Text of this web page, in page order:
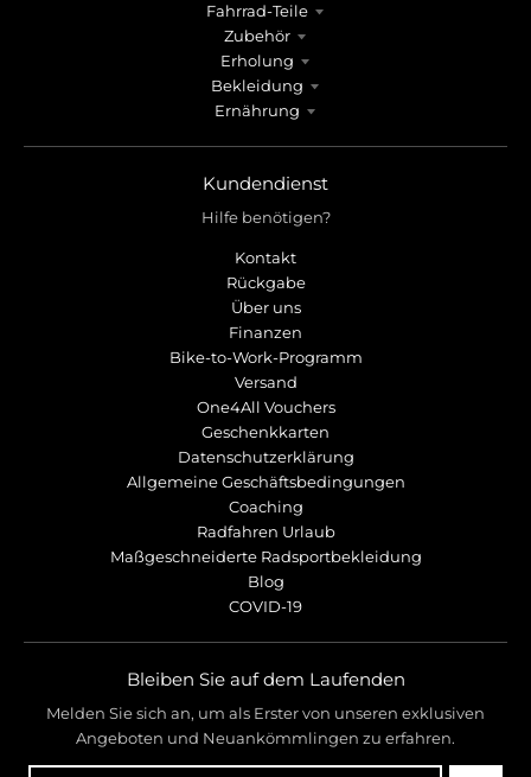
Fahrrad-Teile
Zubehör
Erholung
Bekleidung
Ernährung
Kundendienst
Hilfe benötigen?
Kontakt
Rückgabe
Über uns
Finanzen
Bike-to-Work-Programm
Versand
One4All Vouchers
Geschenkkarten
Datenschutzerklärung
Allgemeine Geschäftsbedingungen
Coaching
Radfahren Urlaub
Maßgeschneiderte Radsportbekleidung
Blog
COVID-19
Bleiben Sie auf dem Laufenden
Melden Sie sich an, um als Erster von unseren exklusiven
Angeboten und Neuankömmlingen zu erfahren.